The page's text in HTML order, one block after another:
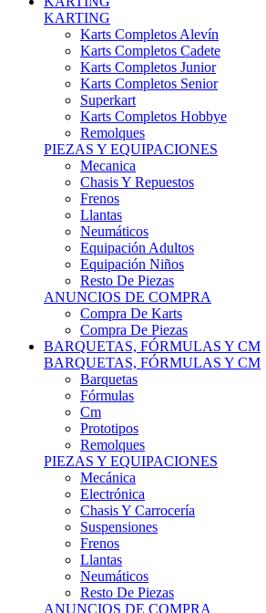
Karts Completos Alevín
Karts Completos Cadete
Karts Completos Junior
Karts Completos Senior
Superkart
Karts Completos Hobbye
Remolques
PIEZAS Y EQUIPACIONES
Mecanica
Chasis Y Repuestos
Frenos
Llantas
Neumáticos
Equipación Adultos
Equipación Niños
Resto De Piezas
ANUNCIOS DE COMPRA
Compra De Karts
Compra De Piezas
BARQUETAS, FÓRMULAS Y CM
BARQUETAS, FÓRMULAS Y CM
Barquetas
Fórmulas
Cm
Prototipos
Remolques
PIEZAS Y EQUIPACIONES
Mecánica
Electrónica
Chasis Y Carrocería
Suspensiones
Frenos
Llantas
Neumáticos
Resto De Piezas
ANUNCIOS DE COMPRA
Compra Vehículos